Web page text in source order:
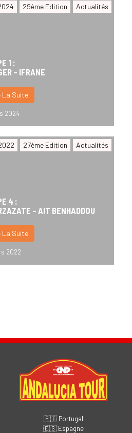
29ème Edition Actualités
1 :
– IFRANE
La Suite
2024
27ème Edition Actualités
4 :
– AIT BENHADDOU
La Suite
2022
🇵🇹 Portugal
🇪🇸 Espagne